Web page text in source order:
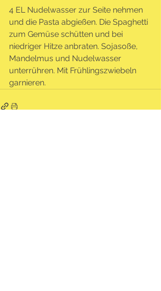
4 EL Nudelwasser zur Seite nehmen
und die Pasta abgießen. Die Spaghetti
zum Gemüse schütten und bei
niedriger Hitze anbraten. Sojasoße,
Mandelmus und Nudelwasser
unterrühren. Mit Frühlingszwiebeln
garnieren.